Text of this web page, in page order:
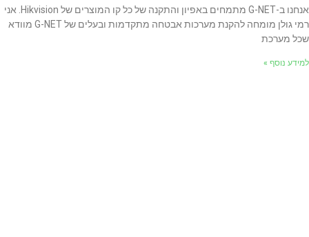
אנחנו ב-G-NET מתמחים באפיון והתקנה של כל קו המוצרים של Hikvision. אני
רמי גולן מומחה להקנת מערכות אבטחה מתקדמות ובעלים של G-NET מוודא
שכל מערכת
למידע נוסף »